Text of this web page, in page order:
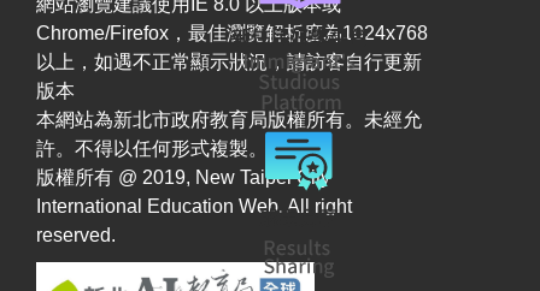
網站瀏覽建議使用IE 8.0 以上版本或
Chrome/Firefox，最佳瀏覽解析度為1024x768
以上，如遇不正常顯示狀況，請訪客自行更新
版本
本網站為新北市政府教育局版權所有。未經允
許。不得以任何形式複製。
版權所有 @ 2019, New Taipei City
International Education Web. All right
reserved.